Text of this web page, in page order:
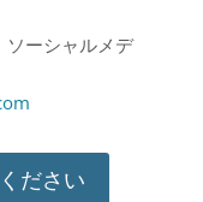
ソーシャルメデ
ださい